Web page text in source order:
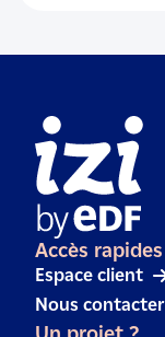
Accès rapides
Espace client
Nous contacter